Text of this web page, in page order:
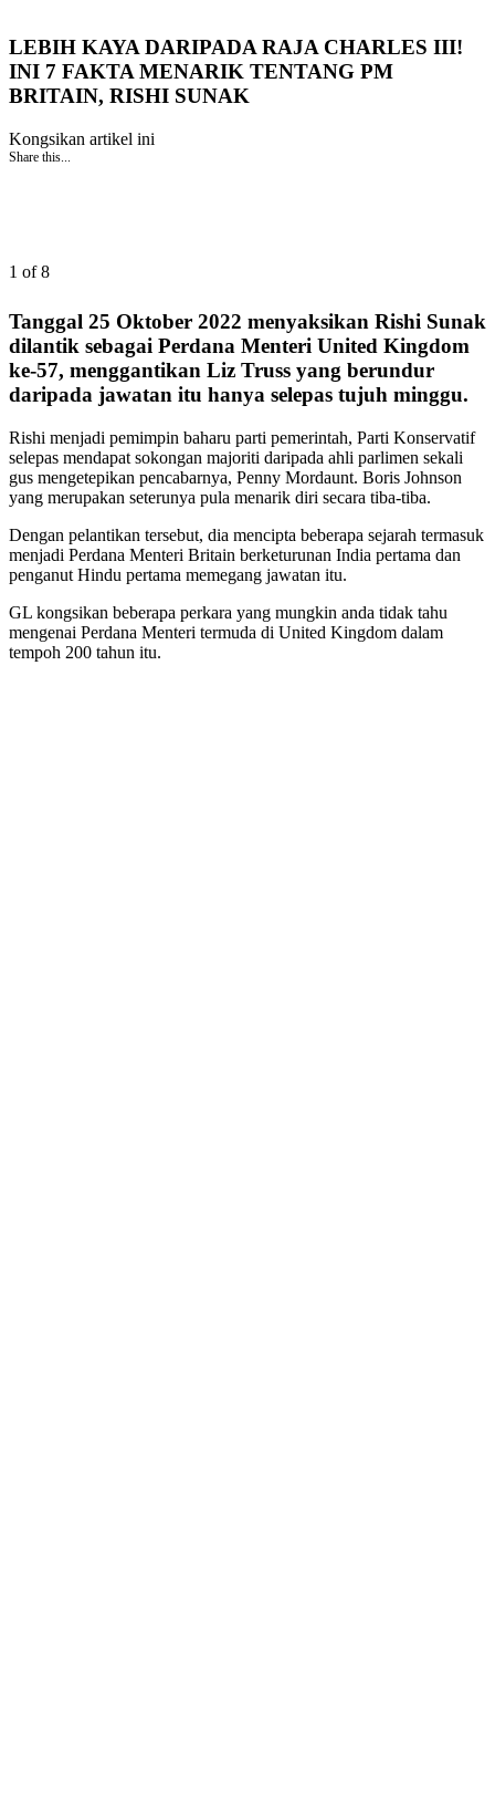
LEBIH KAYA DARIPADA RAJA CHARLES III!
INI 7 FAKTA MENARIK TENTANG PM
BRITAIN, RISHI SUNAK
Kongsikan artikel ini
Share this...
1 of 8
Tanggal 25 Oktober 2022 menyaksikan Rishi Sunak
dilantik sebagai Perdana Menteri United Kingdom
ke-57, menggantikan Liz Truss yang berundur
daripada jawatan itu hanya selepas tujuh minggu.
Rishi menjadi pemimpin baharu parti pemerintah, Parti Konservatif
selepas mendapat sokongan majoriti daripada ahli parlimen sekali
gus mengetepikan pencabarnya, Penny Mordaunt. Boris Johnson
yang merupakan seterunya pula menarik diri secara tiba-tiba.
Dengan pelantikan tersebut, dia mencipta beberapa sejarah termasuk
menjadi Perdana Menteri Britain berketurunan India pertama dan
penganut Hindu pertama memegang jawatan itu.
GL kongsikan beberapa perkara yang mungkin anda tidak tahu
mengenai Perdana Menteri termuda di United Kingdom dalam
tempoh 200 tahun itu.